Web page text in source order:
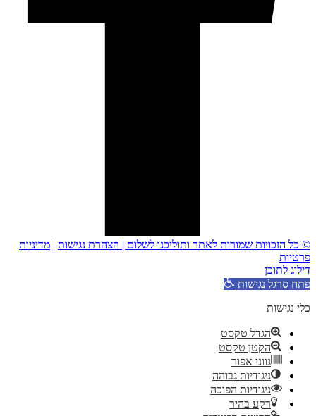
© כל הזכויות שמורות לאתר ותוליכנו לשלום | הצהרת נגישות | מדיניות
פרטיות
דילוג לתוכן
פתח סרגל נגישות
כלי נגישות
הגדל טקסט
הקטן טקסט
גווני אפור
ניגודיות גבוהה
ניגודיות הפוכה
רקע בהיר